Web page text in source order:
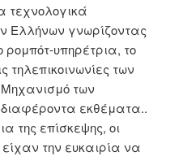
τεχνολογικά
Ελλήνων γνωρίζοντας
υπηρέτρια, το
τηλεπικοινωνίες των
των
εκθέματα..
της επίσκεψης, οι
την ευκαιρία να